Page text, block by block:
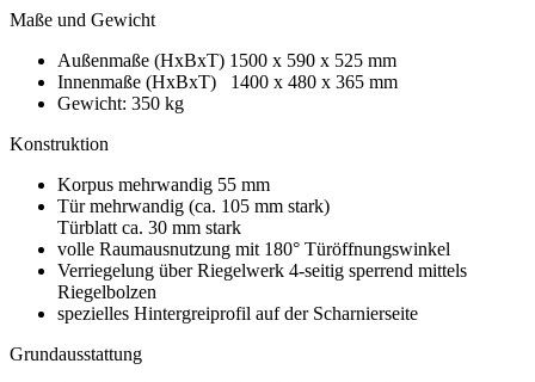
Maße und Gewicht
Außenmaße (HxBxT) 1500 x 590 x 525 mm
Innenmaße (HxBxT) 1400 x 480 x 365 mm
Gewicht: 350 kg
Konstruktion
Korpus mehrwandig 55 mm
Tür mehrwandig (ca. 105 mm stark)
Türblatt ca. 30 mm stark
volle Raumausnutzung mit 180° Türöffnungswinkel
Verriegelung über Riegelwerk 4-seitig sperrend mittels
Riegelbolzen
spezielles Hintergreiprofil auf der Scharnierseite
Grundausstattung